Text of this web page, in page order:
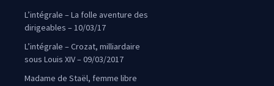
L’intégrale – La folle aventure des
dirigeables – 10/03/17
L’intégrale – Crozat, milliardaire
sous Louis XIV – 09/03/2017
Madame de Staël, femme libre